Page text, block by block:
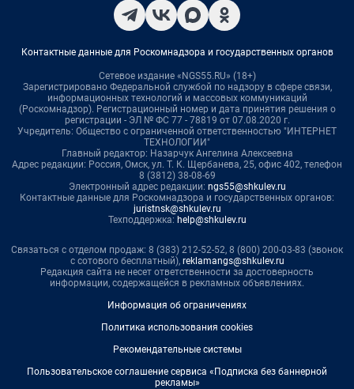
Контактные данные для Роскомнадзора и государственных органов
Сетевое издание «NGS55.RU» (18+)
Зарегистрировано Федеральной службой по надзору в сфере связи,
информационных технологий и массовых коммуникаций
(Роскомнадзор). Регистрационный номер и дата принятия решения о
регистрации - ЭЛ № ФС 77 - 78819 от 07.08.2020 г.
Учредитель: Общество с ограниченной ответственностью "ИНТЕРНЕТ
ТЕХНОЛОГИИ"
Главный редактор: Назарчук Ангелина Алексеевна
Адрес редакции: Россия, Омск, ул. Т. К. Щербанева, 25, офис 402, телефон
8 (3812) 38-08-69
Электронный адрес редакции: ngs55@shkulev.ru
Контактные данные для Роскомнадзора и государственных органов:
juristnsk@shkulev.ru
Техподдержка: help@shkulev.ru
Связаться с отделом продаж: 8 (383) 212-52-52, 8 (800) 200-03-83 (звонок
с сотового бесплатный), reklamangs@shkulev.ru
Редакция сайта не несет ответственности за достоверность
информации, содержащейся в рекламных объявлениях.
Информация об ограничениях
Политика использования cookies
Рекомендательные системы
Пользовательское соглашение сервиса «Подписка без баннерной
рекламы»